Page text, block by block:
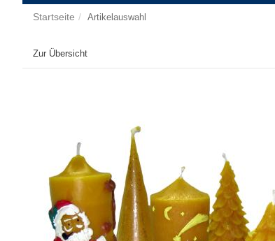
Startseite Artikelauswahl
Zur Übersicht